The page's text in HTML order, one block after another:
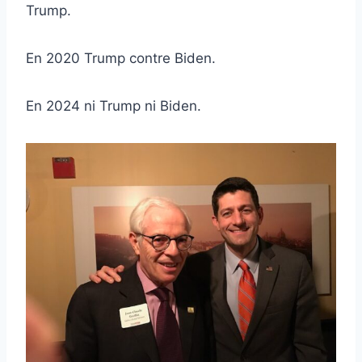
Trump.
En 2020 Trump contre Biden.
En 2024 ni Trump ni Biden.